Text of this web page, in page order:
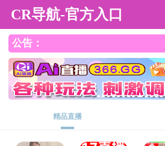
H动画概况 院